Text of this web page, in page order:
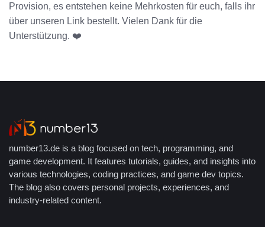
Provision, es entstehen keine Mehrkosten für euch, falls ihr
über unseren Link bestellt. Vielen Dank für die
Unterstützung. ❤️
number13.de is a blog focused on tech, programming, and
game development. It features tutorials, guides, and insights into
various technologies, coding practices, and game dev topics.
The blog also covers personal projects, experiences, and
industry-related content.